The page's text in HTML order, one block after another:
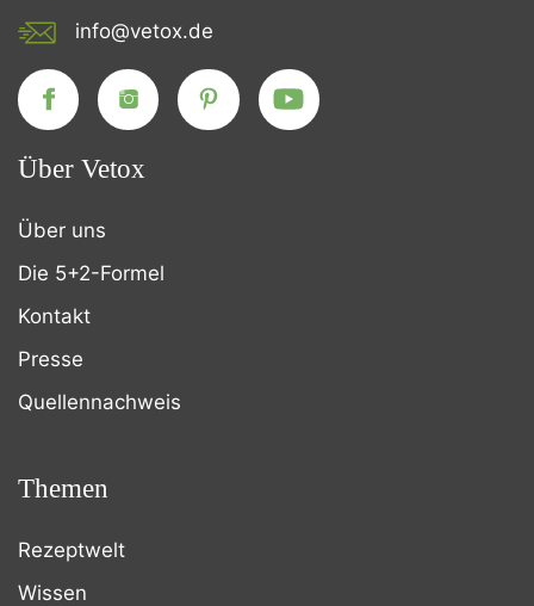
info@vetox.de
Über Vetox
Über uns
Die 5+2-Formel
Kontakt
Presse
Quellennachweis
Themen
Rezeptwelt
Wissen